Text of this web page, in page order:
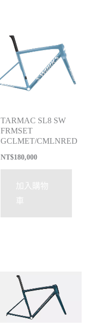
TARMAC SL8 SW
FRMSET
GCLMET/CMLNRED
NT$180,000
加入購物
車